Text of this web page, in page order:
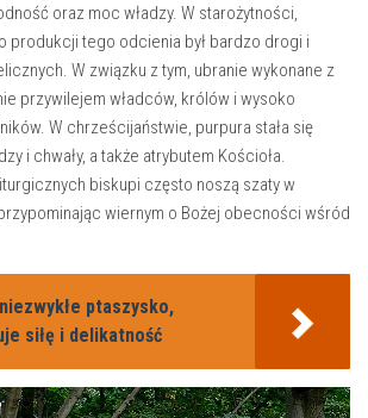
oraz moc władzy. W starożytności,
produkcji tego ⁣odcienia⁢ był bardzo drogi i
W związku z tym, ubranie wykonane z
przywilejem władców, królów i wysoko
W chrześcijaństwie, purpura stała ​się
i chwały, a także atrybutem Kościoła.‍
biskupi często noszą szaty w
wiernym o Bożej obecności wśród
ptaszysko,
siłę i delikatność